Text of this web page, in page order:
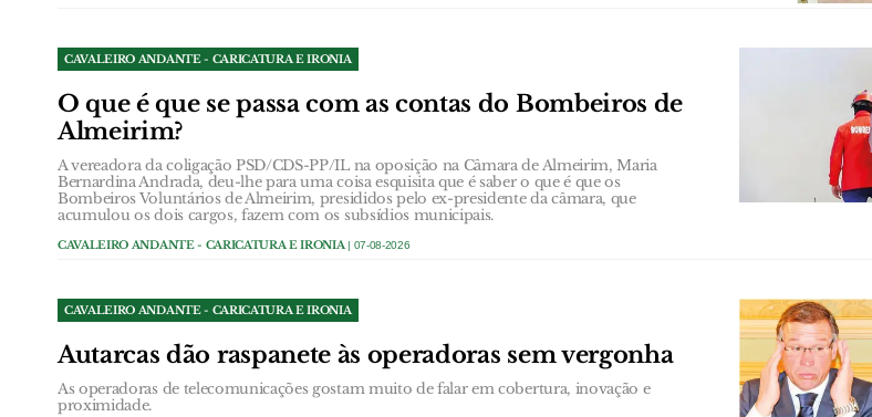
CAVALEIRO ANDANTE - CARICATURA E IRONIA
O que é que se passa com as contas do Bombeiros de
Almeirim?
A vereadora da coligação PSD/CDS-PP/IL na oposição na Câmara de Almeirim, Maria
Bernardina Andrada, deu-lhe para uma coisa esquisita que é saber o que é que os
Bombeiros Voluntários de Almeirim, presididos pelo ex-presidente da câmara, que
acumulou os dois cargos, fazem com os subsídios municipais.
CAVALEIRO ANDANTE - CARICATURA E IRONIA| 07-08-2026
CAVALEIRO ANDANTE - CARICATURA E IRONIA
Autarcas dão raspanete às operadoras sem vergonha
As operadoras de telecomunicações gostam muito de falar em cobertura, inovação e
proximidade.